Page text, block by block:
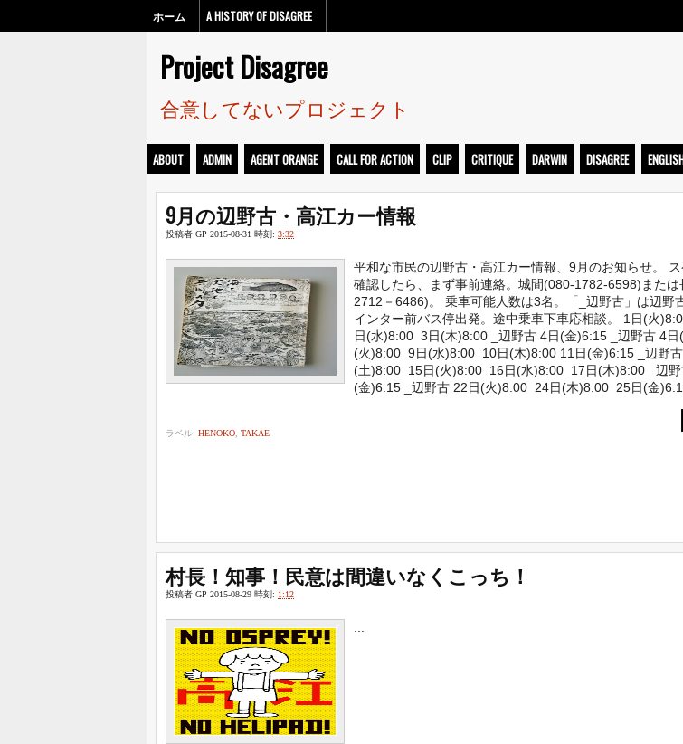
ホーム A HISTORY OF DISAGREE
Project Disagree
合意してないプロジェクト
ABOUT ADMIN AGENT ORANGE CALL FOR ACTION CLIP CRITIQUE DARWIN DISAGREE
9月の辺野古・高江カー情報
投稿者 GP 2015-08-31 時刻: 3:32
平和な市民の辺野古・高江カー情報、9月のお知らせ。
確認したら、まず事前連絡。城間(080-1782-6598)または
2712－6486)。 乗車可能人数は3名。「_辺野古」は辺野
インター前バス停出発。途中乗車下車応相談。 1日(火
日(水)8:00 3日(木)8:00 _辺野古 4日(金)6:15 _辺野古 4
(火)8:00 9日(水)8:00 10日(木)8:00 11日(金)6:15 _辺野
(土)8:00 15日(火)8:00 16日(水)8:00 17日(木)8:00 _辺野
(金)6:15 _辺野古 22日(火)8:00 24日(木)8:00 25日(金
ラベル: HENOKO TAKAE
村長！知事！民意は間違いなくこっち！
投稿者 GP 2015-08-29 時刻: 1:12